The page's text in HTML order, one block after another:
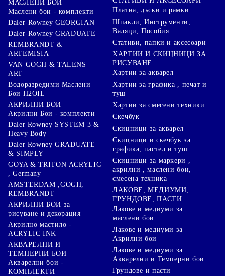
МАСЛЕНИ БОИ
Маслени бои - комплекти
Daler-Rowney GEORGIAN
Daler-Rowney GRADUATE
REMBRANDT &
ARTEMISIA
VAN GOGH & TALENS
ART
Водоразредими Маслени
Бои H2OIL
АКРИЛНИ БОИ
Акрилни Бои - комплекти
Daler Rowney SYSTEM 3 &
Heavy Body
Daler Rowney GRADUATE
& SIMPLY
GOYA & TRITON АCRYLIC
, Germany
AMSTERDAM ,GOGH,
REMBRANDT
АКРИЛНИ БОИ за
рисуване и декорация
Акрилно мастило -
ACRYLIC INK
АКВАРЕЛНИ И
ТЕМПЕРНИ БОИ
Акварелни бои -
КОМПЛЕКТИ
Платна, дъски и рамки
Шпакли, Инструменти,
Валяци, Пособия
Стативи, папки и аксесоари
ХАРТИИ И СКИЦНИЦИ ЗА
РИСУВАНЕ
Хартии за акварел
Хартии за графика , печат и
туш
Хартии за смесени техники
Скечбук
Скицници за акварел
Скицници и скечбук за
графика, пастел и туш
Скицници за маркери ,
акрилни , маслени бои,
смесена техника
ЛАКОВЕ, МЕДИУМИ,
ГРУНДОВЕ, ПАСТИ
Лакове и медиуми за
маслени бои
Лакове и медиуми за
Акрилни бои
Лакове и медиуми за
Акварелни и Темперни бои
Грундове и пасти